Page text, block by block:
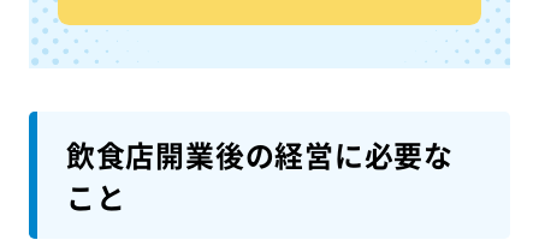
飲食店開業後の経営に必要な
こと